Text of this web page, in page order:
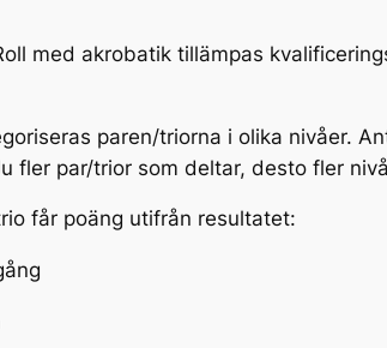
med akrobatik tillämpas
paren/triorna i olika nivåer.
par/trior som deltar, desto fler
får poäng utifrån resultatet: